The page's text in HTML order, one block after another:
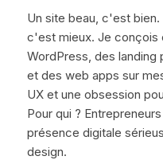
Un site beau, c'est
c'est mieux. Je conçois
WordPress, des landing
et des web apps sur
UX et une obsession
Pour qui ?
présence digitale
design.